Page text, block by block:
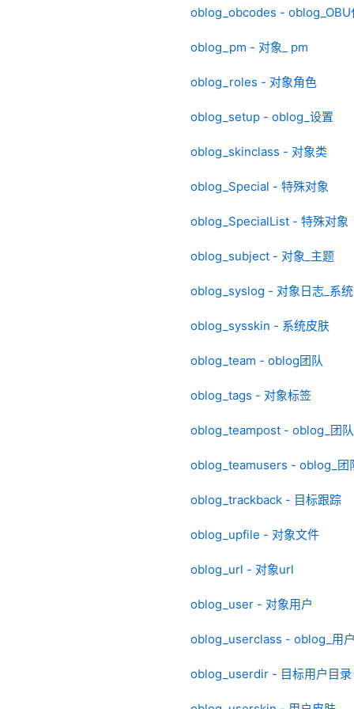
oblog_obcodes - oblog_OBU
oblog_pm - 对象_ pm
oblog_roles - 对象角色
oblog_setup - oblog_设置
oblog_skinclass - 对象类
oblog_Special - 特殊对象
oblog_SpecialList - 特殊对象
oblog_subject - 对象_主题
oblog_syslog - 对象日志_系
oblog_sysskin - 系统皮肤
oblog_team - oblog团队
oblog_tags - 对象标签
oblog_teampost - oblog_团
oblog_teamusers - oblog_团
oblog_trackback - 目标跟踪
oblog_upfile - 对象文件
oblog_url - 对象url
oblog_user - 对象用户
oblog_userclass - oblog_用
oblog_userdir - 目标用户目录